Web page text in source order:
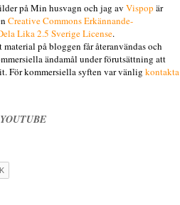
på Min husvagn och jag av Vispop är
Creative Commons Erkännande-
Lika 2.5 Sverige License.
på bloggen får återanvändas och
ändamål under förutsättning att
För kommersiella syften var vänlig kontakta